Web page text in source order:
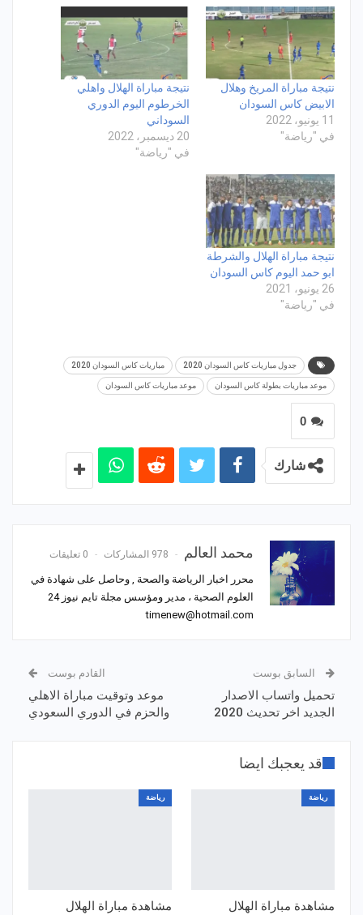
نتيجة مباراة المريخ وهلال
الابيض كاس السودان
11 يونيو، 2022
في "رياضة"
نتيجة مباراة الهلال واهلي
الخرطوم اليوم الدوري
السوداني
20 ديسمبر، 2022
في "رياضة"
نتيجة مباراة الهلال والشرطة
ابو حمد اليوم كاس السودان
26 يونيو، 2021
في "رياضة"
جدول مباريات كاس السودان 2020 مباريات كاس السودان 2020
موعد مباريات بطولة كاس السودان موعد مباريات كاس السودان
0
شارك
محمد العالم 978 المشاركات 0 تعليقات
محرر اخبار الرياضة والصحة , وحاصل على شهادة في
العلوم الصحية ، مدير ومؤسس مجلة تايم نيوز 24
timenew@hotmail.com
السابق بوست
تحميل واتساب الاصدار
الجديد اخر تحديث 2020
القادم بوست
موعد وتوقيت مباراة الاهلي
والحزم في الدوري السعودي
قد يعجبك ايضا
رياضة
مشاهدة مباراة الهلال
رياضة
مشاهدة مباراة الهلال